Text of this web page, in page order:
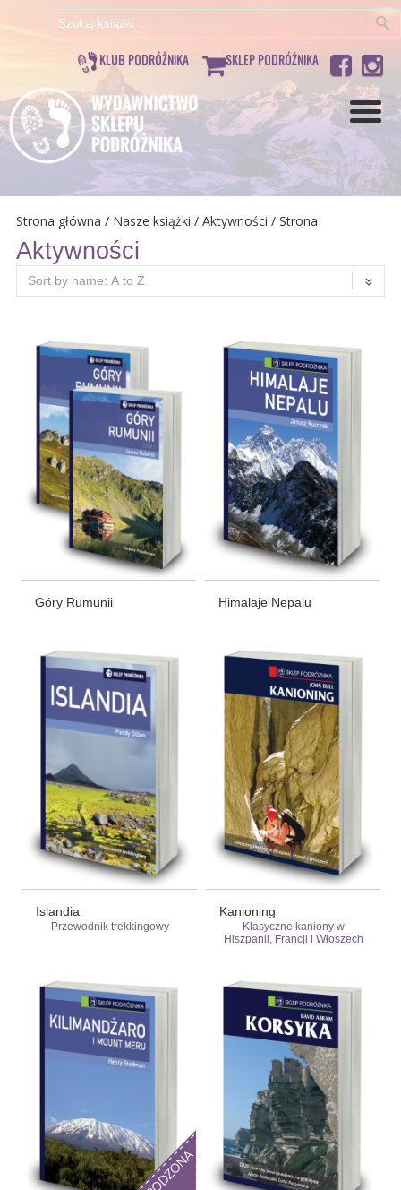
Szukaj:
KLUB PODRÓŻNIKA SKLEP PODRÓŻNIKA
Strona główna / Nasze książki / Aktywności / Strona
Aktywności
Góry Rumunii Himalaje Nepalu
Islandia
Przewodnik trekkingowy
Kanioning
Klasyczne kaniony w
Hiszpanii, Francji i Włoszech